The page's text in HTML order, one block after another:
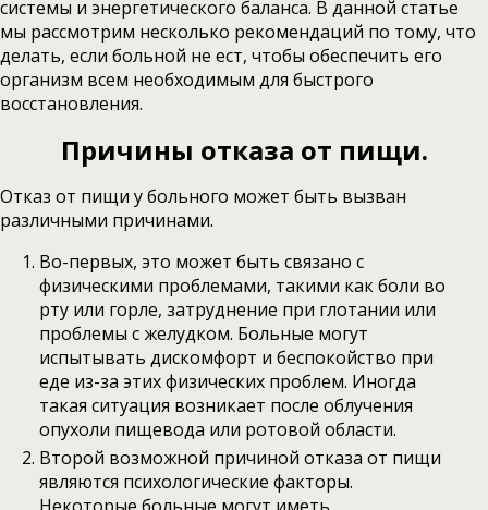
системы и энергетического баланса. В данной статье
мы рассмотрим несколько рекомендаций по тому, что
делать, если больной не ест, чтобы обеспечить его
организм всем необходимым для быстрого
восстановления.
Причины отказа от пищи.
Отказ от пищи у больного может быть вызван
различными причинами.
Во-первых, это может быть связано с
физическими проблемами, такими как боли во
рту или горле, затруднение при глотании или
проблемы с желудком. Больные могут
испытывать дискомфорт и беспокойство при
еде из-за этих физических проблем. Иногда
такая ситуация возникает после облучения
опухоли пищевода или ротовой области.
Второй возможной причиной отказа от пищи
являются психологические факторы.